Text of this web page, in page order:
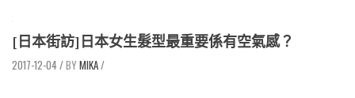
[日本街訪]日本女生髮型最重要係有空氣感？
2017-12-04/ MIKA/